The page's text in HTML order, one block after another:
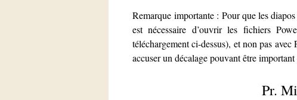
Remarque importante : Pour que les
est nécessaire d’ouvrir les fichiers
téléchargement ci-dessus), et non pas
accuser un décalage pouvant être
Pr.